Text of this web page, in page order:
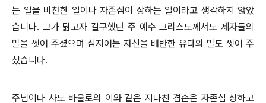
는 일을 비천한 일이나 자존심이 상하는 일이라고 생각하지 않았
습니다. 그가 닮고자 갈구했던 주 예수 그리스도께서도 제자들의
발을 씻어 주셨으며 심지어는 자신을 배반한 유다의 발도 씻어 주
셨습니다.
주님이나 사도 바울로의 이와 같은 지나친 겸손은 자존심 상하고